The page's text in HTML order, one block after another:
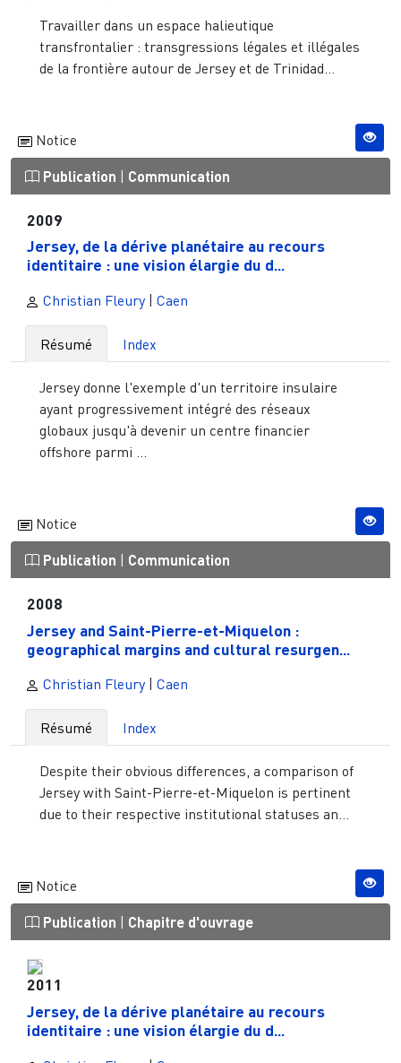
Travailler dans un espace halieutique
transfrontalier : transgressions légales et illégales
de la frontière autour de Jersey et de Trinidad...
Notice
Publication | Communication
2009
Jersey, de la dérive planétaire au recours
identitaire : une vision élargie du d...
Christian Fleury Caen
Résumé Index
Jersey donne l'exemple d'un territoire insulaire
ayant progressivement intégré des réseaux
globaux jusqu'à devenir un centre financier
offshore parmi ...
Notice
Publication Communication
2008
Jersey and Saint-Pierre-et-Miquelon :
geographical margins and cultural resurgen...
Christian Fleury Caen
Résumé Index
Despite their obvious differences, a comparison of
Jersey with Saint-Pierre-et-Miquelon is pertinent
due to their respective institutional statuses an...
Notice
Publication Chapitre d'ouvrage
2011
Jersey, de la dérive planétaire au recours
identitaire : une vision élargie du d...